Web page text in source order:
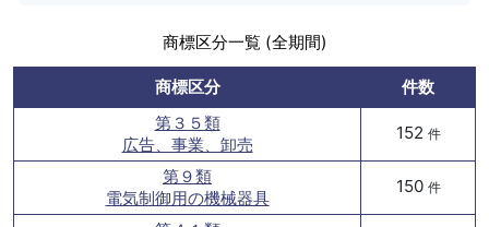
商標区分一覧 (全期間)
商標区分
件数
第３５類
広告、事業、卸売
152 件
第９類
電気制御用の機械器具
150 件